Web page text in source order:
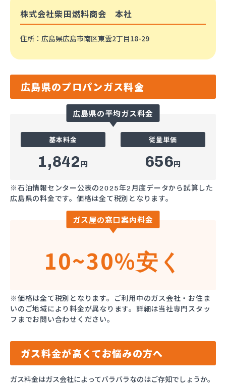
株式会社柴田燃料商会 本社
住所 ：広島県広島市南区東雲2丁目18-29
広島県のプロパンガス料金
広島県の平均ガス料金
基本料金
1,842 円
従量単価
656円
※石油情報センター公表の2025年2月度データから試算した
広島県の料金です。価格は全て税別となります。
ガス屋の窓口案内料金
10~30%安く
※価格は全て税別となります。ご利用中のガス会社・お住ま
いのご地域により料金が異なります。詳細は当社専門スタッ
フまでお問い合わせください。
ガス料金が高くてお悩みの方へ
ガス料金はガス会社によってバラバラなのはご存知でしょうか。